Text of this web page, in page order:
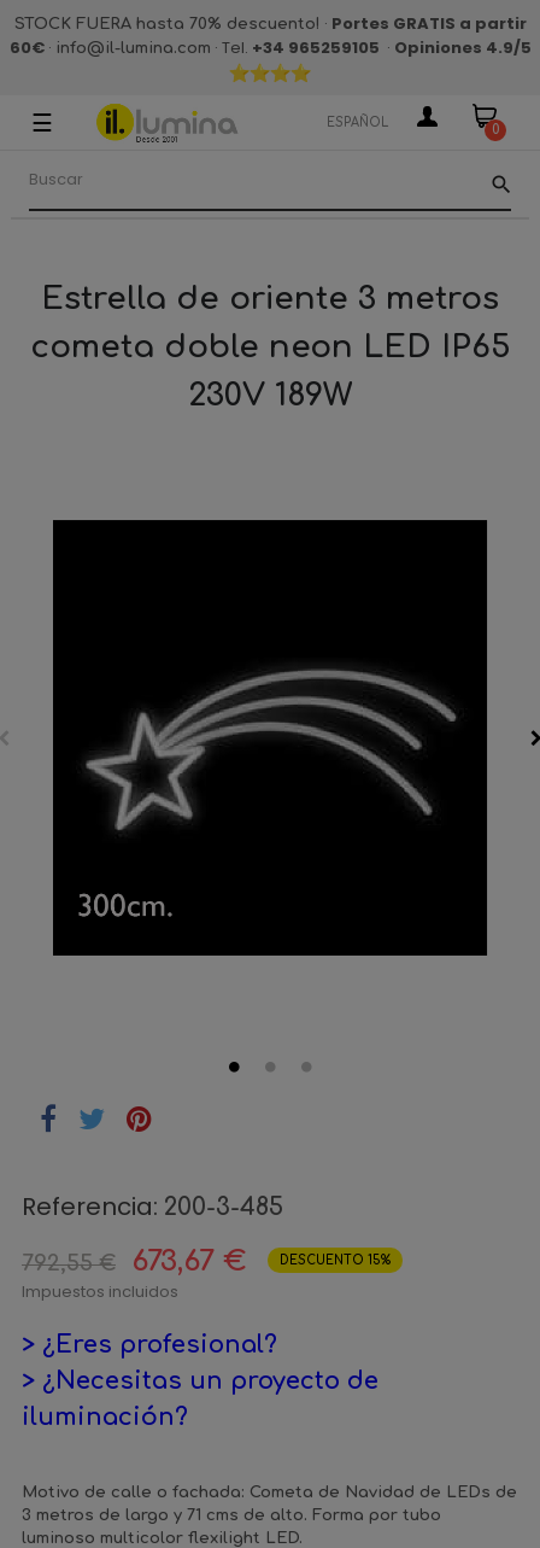
STOCK FUERA hasta 70% descuento! · Portes GRATIS a partir
60€· info@il-lumina.com · Tel. +34 965259105 · Opiniones 4.9/5
Navegación
palanca
☰ ESPAÑOL 0
search
Estrella de oriente 3 metros
cometa doble neon LED IP65
230V 189W
Referencia: 200-3-485
792,55 € 673,67 € DESCUENTO 15%
Impuestos incluidos
> ¿Eres profesional?
> ¿Necesitas un proyecto de
iluminación?
Motivo de calle o fachada: Cometa de Navidad de LEDs de
3 metros de largo y 71 cms de alto. Forma por tubo
luminoso multicolor flexilight LED.